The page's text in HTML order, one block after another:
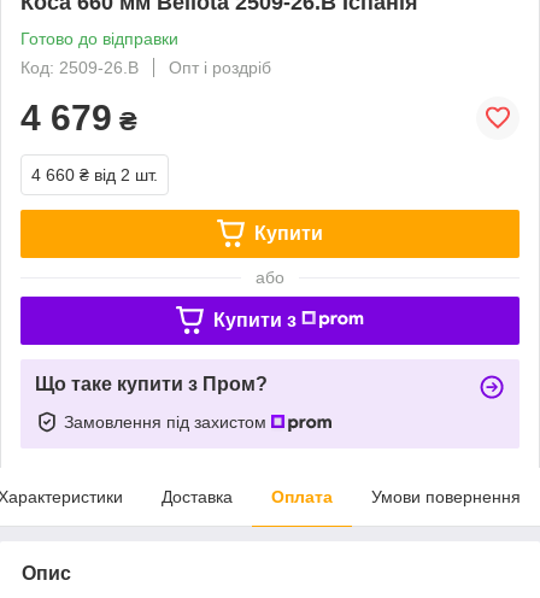
Готово до відправки
Код: 2509-26.B
Опт і роздріб
4 679 ₴
4 660 ₴ від 2 шт.
Купити
або
Купити з
Що таке купити з Пром?
Замовлення під захистом
Доставка Оплата Умови повернення
Опис